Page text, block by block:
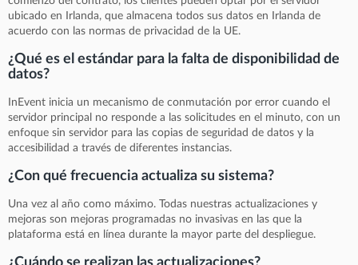
ubicado en Irlanda, que almacena todos sus datos en Irlanda de
acuerdo con las normas de privacidad de la UE.
¿Qué es el estándar para la falta de disponibilidad de
datos?
InEvent inicia un mecanismo de conmutación por error cuando el
servidor principal no responde a las solicitudes en el minuto, con un
enfoque sin servidor para las copias de seguridad de datos y la
accesibilidad a través de diferentes instancias.
¿Con qué frecuencia actualiza su sistema?
Una vez al año como máximo. Todas nuestras actualizaciones y
mejoras son mejoras programadas no invasivas en las que la
plataforma está en línea durante la mayor parte del despliegue.